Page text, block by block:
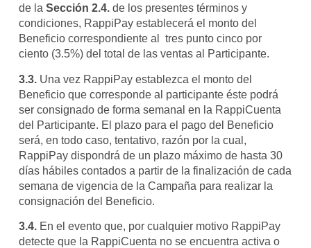
de la Sección 2.4.de los presentes términos y
condiciones, RappiPay establecerá el monto del
Beneficio correspondiente al tres punto cinco por
ciento (3.5%) del total de las ventas al Participante.
3.3.Una vez RappiPay establezca el monto del
Beneficio que corresponde al participante éste podrá
ser consignado de forma semanal en la RappiCuenta
del Participante. El plazo para el pago del Beneficio
será, en todo caso, tentativo, razón por la cual,
RappiPay dispondrá de un plazo máximo de hasta 30
días hábiles contados a partir de la finalización de cada
semana de vigencia de la Campaña para realizar la
consignación del Beneficio.
3.4.En el evento que, por cualquier motivo RappiPay
detecte que la RappiCuenta no se encuentra activa o